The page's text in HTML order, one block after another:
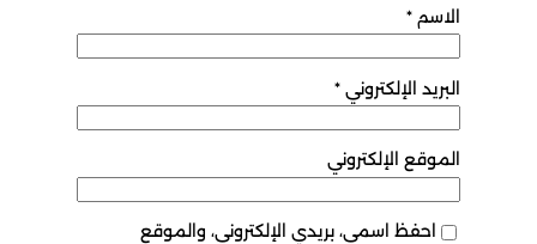
الاسم *
البريد الإلكتروني *
الموقع الإلكتروني
احفظ اسمي، بريدي الإلكتروني، والموقع